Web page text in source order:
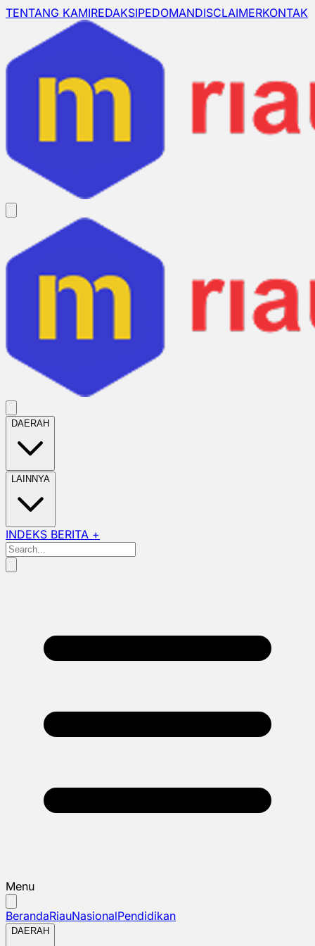
TENTANG KAMIREDAKSIPEDOMANDISCLAIMERKONTAK
DAERAH
LAINNYA
INDEKS BERITA +
Menu
BerandaRiauNasionalPendidikan
DAERAH